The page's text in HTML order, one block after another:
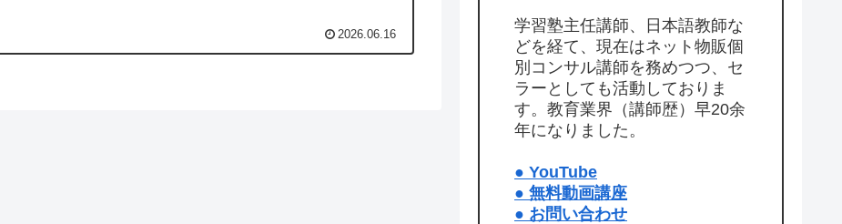
2026.06.16
学習塾主任講師、日本語教師な
どを経て、現在はネット物販個
別コンサル講師を務めつつ、セ
ラーとしても活動しておりま
す。教育業界（講師歴）早20余
年になりました。
● YouTube
● 無料動画講座
● お問い合わせ